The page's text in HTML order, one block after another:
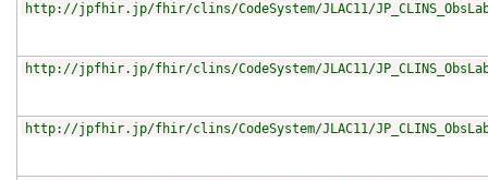
http://jpfhir.jp/fhir/clins/CodeSystem/JLAC11/
http://jpfhir.jp/fhir/clins/CodeSystem/JLAC11/
http://jpfhir.jp/fhir/clins/CodeSystem/JLAC11/